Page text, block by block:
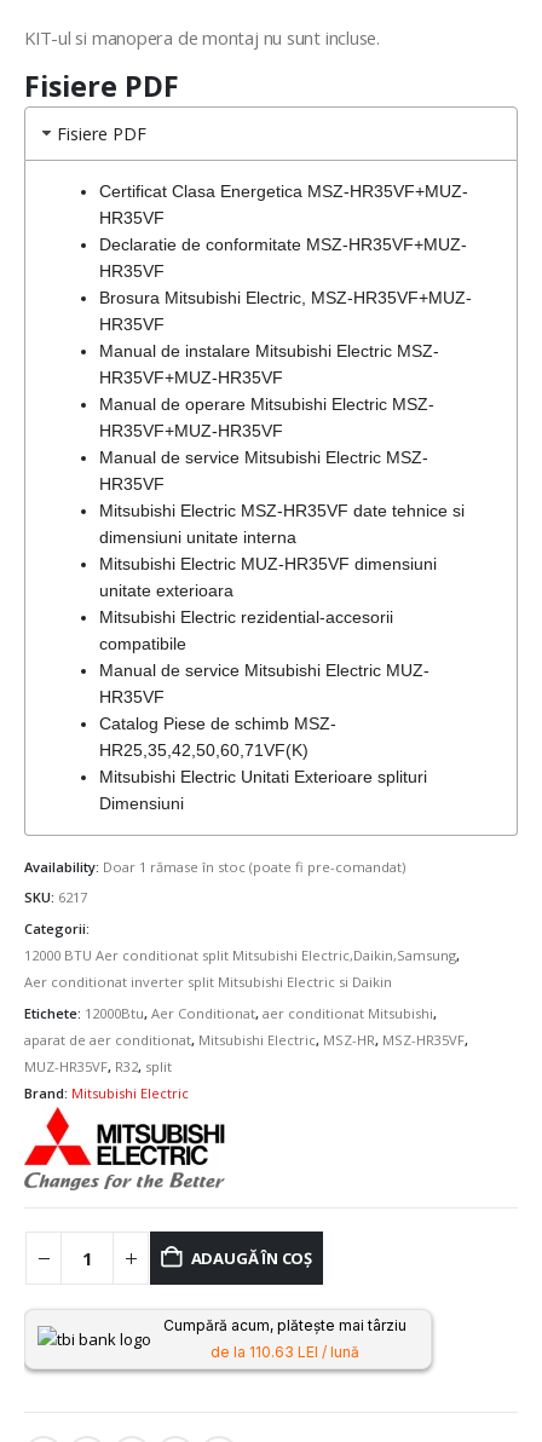
KIT-ul si manopera de montaj nu sunt incluse.
Fisiere PDF
Fisiere PDF
Certificat Clasa Energetica MSZ-HR35VF+MUZ-
HR35VF
Declaratie de conformitate MSZ-HR35VF+MUZ-
HR35VF
Brosura Mitsubishi Electric, MSZ-HR35VF+MUZ-
HR35VF
Manual de instalare Mitsubishi Electric MSZ-
HR35VF+MUZ-HR35VF
Manual de operare Mitsubishi Electric MSZ-
HR35VF+MUZ-HR35VF
Manual de service Mitsubishi Electric MSZ-
HR35VF
Mitsubishi Electric MSZ-HR35VF date tehnice si
dimensiuni unitate interna
Mitsubishi Electric MUZ-HR35VF dimensiuni
unitate exterioara
Mitsubishi Electric rezidential-accesorii
compatibile
Manual de service Mitsubishi Electric MUZ-
HR35VF
Catalog Piese de schimb MSZ-
HR25,35,42,50,60,71VF(K)
Mitsubishi Electric Unitati Exterioare splituri
Dimensiuni
Availability: Doar 1 rămase în stoc (poate fi pre-comandat)
SKU: 6217
Categorii:
12000 BTU Aer conditionat split Mitsubishi Electric,Daikin,Samsung,
Aer conditionat inverter split Mitsubishi Electric si Daikin
Etichete: 12000Btu, Aer Conditionat, aer conditionat Mitsubishi,
aparat de aer conditionat, Mitsubishi Electric, MSZ-HR, MSZ-HR35VF,
MUZ-HR35VF, R32, split
Brand: Mitsubishi Electric
ADAUGĂ ÎN COȘ
Cumpără acum, plătește mai târziu
de la 110.63 LEI / lună